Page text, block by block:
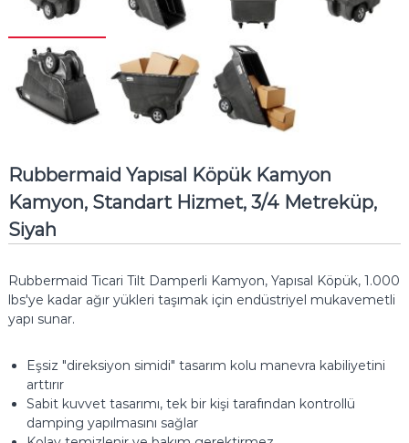
Rubbermaid Yapısal Köpük Kamyon
Kamyon, Standart Hizmet, 3/4 Metreküp,
Siyah
Rubbermaid Ticari Tilt Damperli Kamyon, Yapısal Köpük, 1.000
lbs'ye kadar ağır yükleri taşımak için endüstriyel mukavemetli
yapı sunar.
Eşsiz "direksiyon simidi" tasarım kolu manevra kabiliyetini
arttırır
Sabit kuvvet tasarımı, tek bir kişi tarafından kontrollü
damping yapılmasını sağlar